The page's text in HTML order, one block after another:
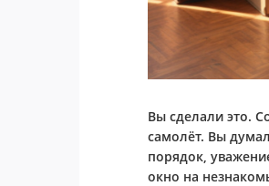
Вы сделали это.
самолёт. Вы
порядок,
окно на